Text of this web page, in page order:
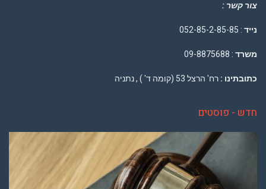
צור קשר :
נייד : 052-85-2-85-85
משרד : 09-8875688
כתובתינו : רח' הרצל 53 (קומה ד' ) , נתניה
חדש - פוסטים